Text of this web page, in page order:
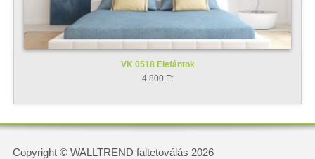
VK 0518 Elefántok
4.800 Ft
Copyright © WALLTREND faltetoválás 2026